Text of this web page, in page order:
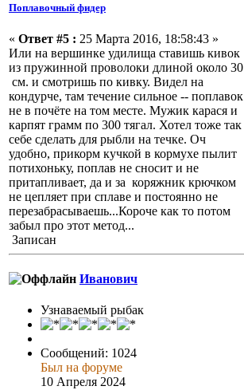
Поплавочный фидер
« Ответ #5 : 25 Марта 2016, 18:58:43 »
Или на вершинке удилища ставишь кивок
из пружинной проволоки длиной около 30
см. и смотришь по кивку. Видел на
кондурче, там течение сильное -- поплавок
не в почёте на том месте. Мужик карася и
карпят грамм по 300 тягал. Хотел тоже так
себе сделать для рыбли на течке. Оч
удобно, прикорм кучкой в кормухе пылит
потихоньку, поплав не сносит и не
притапливает, да и за коряжник крючком
не цепляет при сплаве и постоянно не
перезабрасываешь...Короче как то потом
забыл про этот метод...
Записан
Иванович
Узнаваемый рыбак
Сообщений: 1024
Был на форуме
10 Апреля 2024